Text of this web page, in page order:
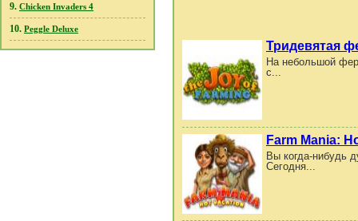
9. Chicken Invaders 4
10. Peggle Deluxe
Тридевятая
На небольшой
с...
Farm Mania:
Вы когда-нибудь
Сегодня...